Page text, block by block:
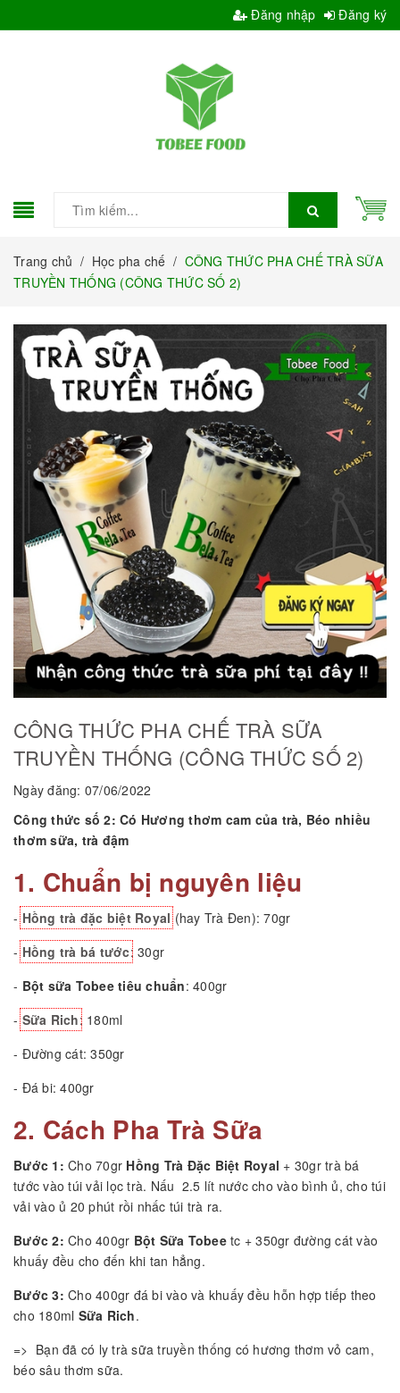
Đăng nhập Đăng ký
Trang chủ / Học pha chế / CÔNG THỨC PHA CHẾ TRÀ SỮA
TRUYỀN THỐNG (CÔNG THỨC SỐ 2)
CÔNG THỨC PHA CHẾ TRÀ SỮA
TRUYỀN THỐNG (CÔNG THỨC SỐ 2)
Ngày đăng: 07/06/2022
Công thức số 2: Có Hương thơm cam của trà, Béo nhiều
thơm sữa, trà đậm
1. Chuẩn bị nguyên liệu
-Hồng trà đặc biệt Royal(hay Trà Đen): 70gr
-Hồng trà bá tước: 30gr
- Bột sữa Tobee tiêu chuẩn: 400gr
-Sữa Rich: 180ml
- Đường cát: 350gr
- Đá bi: 400gr
2. Cách Pha Trà Sữa
Bước 1: Cho 70gr Hồng Trà Đặc Biệt Royal + 30gr trà bá
tước vào túi vải lọc trà. Nấu 2.5 lít nước cho vào bình ủ, cho túi
vải vào ủ 20 phút rồi nhấc túi trà ra.
Bước 2: Cho 400gr Bột Sữa Tobee tc + 350gr đường cát vào
khuấy đều cho đến khi tan hẳng.
Bước 3: Cho 400gr đá bi vào và khuấy đều hỗn hợp tiếp theo
cho 180ml Sữa Rich.
=> Bạn đã có ly trà sữa truyền thống có hương thơm vỏ cam,
béo sâu thơm sữa.